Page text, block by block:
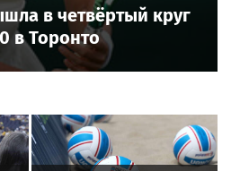
в четвёртый круг
в Торонто